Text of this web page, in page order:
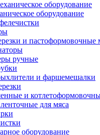
оборудование
и
ручные
и фаршемешалки
и
для мяса
оборудование